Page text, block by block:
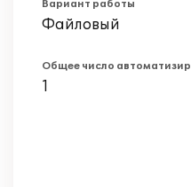
Вариант работы
Файловый
Общее число
1